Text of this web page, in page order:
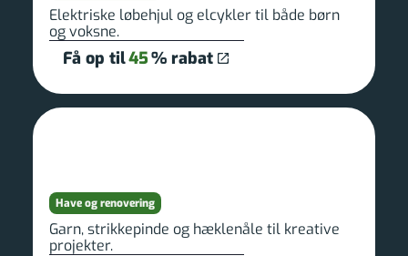
Elektriske løbehjul og elcykler til både børn
og voksne.
Få op til45% rabat
Have og renovering
Garn, strikkepinde og hæklenåle til kreative
projekter.